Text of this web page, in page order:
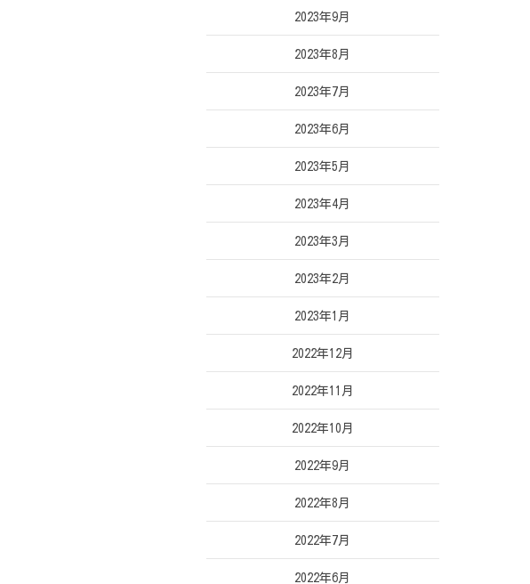
2023年9月
2023年8月
2023年7月
2023年6月
2023年5月
2023年4月
2023年3月
2023年2月
2023年1月
2022年12月
2022年11月
2022年10月
2022年9月
2022年8月
2022年7月
2022年6月